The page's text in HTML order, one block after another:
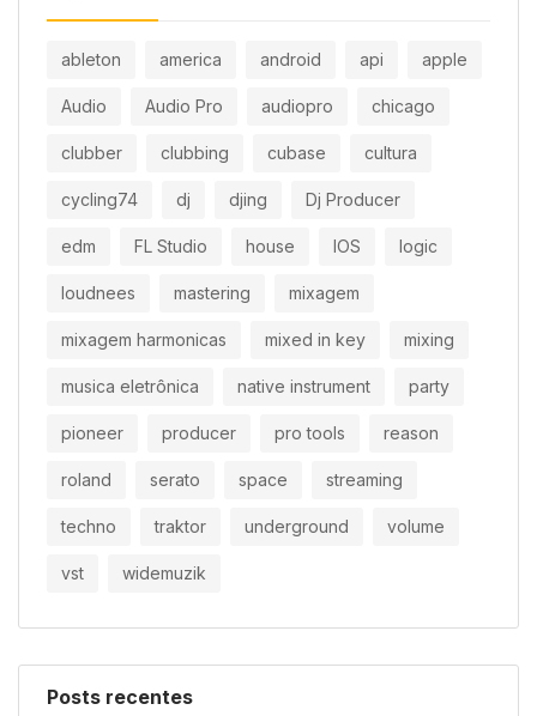
ableton america android api apple
Audio Audio Pro audiopro chicago
clubber clubbing cubase cultura
cycling74 dj djing Dj Producer
edm FL Studio house IOS logic
loudnees mastering mixagem
mixagem harmonicas mixed in key mixing
musica eletrônica native instrument party
pioneer producer pro tools reason
roland serato space streaming
techno traktor underground volume
vst widemuzik
Posts recentes